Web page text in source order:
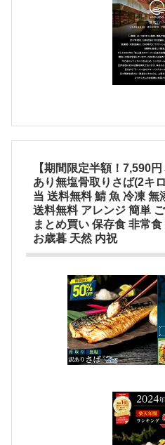
【期間限定半額！7,590
あり無塩骨取りさば(2キ
当 送料無料 鯖 魚 冷凍 無
送料無料 アレンジ 簡単
まとめ買い 保存食 非常
お歳暮 天然 内祝